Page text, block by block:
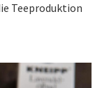
Teeproduktion